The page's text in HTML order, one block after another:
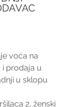
voća na
i prodaja u
u sklopu
2, ženski